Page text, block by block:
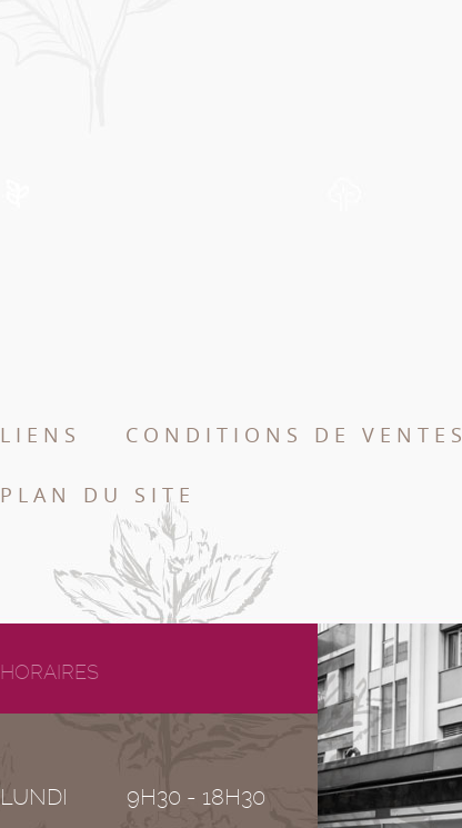
LIENS CONDITIONS DE VENTES
PLAN DU SITE
HORAIRES
LUNDI 9H30 - 18H30